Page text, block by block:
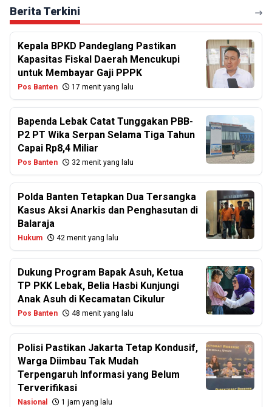
Berita Terkini
Kepala BPKD Pandeglang Pastikan
Kapasitas Fiskal Daerah Mencukupi
untuk Membayar Gaji PPPK
Pos Banten 17 menit yang lalu
Bapenda Lebak Catat Tunggakan PBB-
P2 PT Wika Serpan Selama Tiga Tahun
Capai Rp8,4 Miliar
Pos Banten 32 menit yang lalu
Polda Banten Tetapkan Dua Tersangka
Kasus Aksi Anarkis dan Penghasutan di
Balaraja
Hukum 42 menit yang lalu
Dukung Program Bapak Asuh, Ketua
TP PKK Lebak, Belia Hasbi Kunjungi
Anak Asuh di Kecamatan Cikulur
Pos Banten 48 menit yang lalu
Polisi Pastikan Jakarta Tetap Kondusif,
Warga Diimbau Tak Mudah
Terpengaruh Informasi yang Belum
Terverifikasi
Nasional 1 jam yang lalu